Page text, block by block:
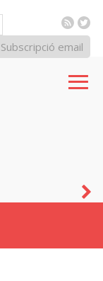
RSS
Subscripció email